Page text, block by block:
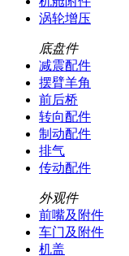
涡轮增压
底盘件
减震配件
摆臂羊角
前后桥
转向配件
制动配件
排气
传动配件
外观件
前嘴及附件
车门及附件
机盖